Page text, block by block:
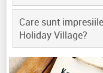
Care sunt
Holiday Village?